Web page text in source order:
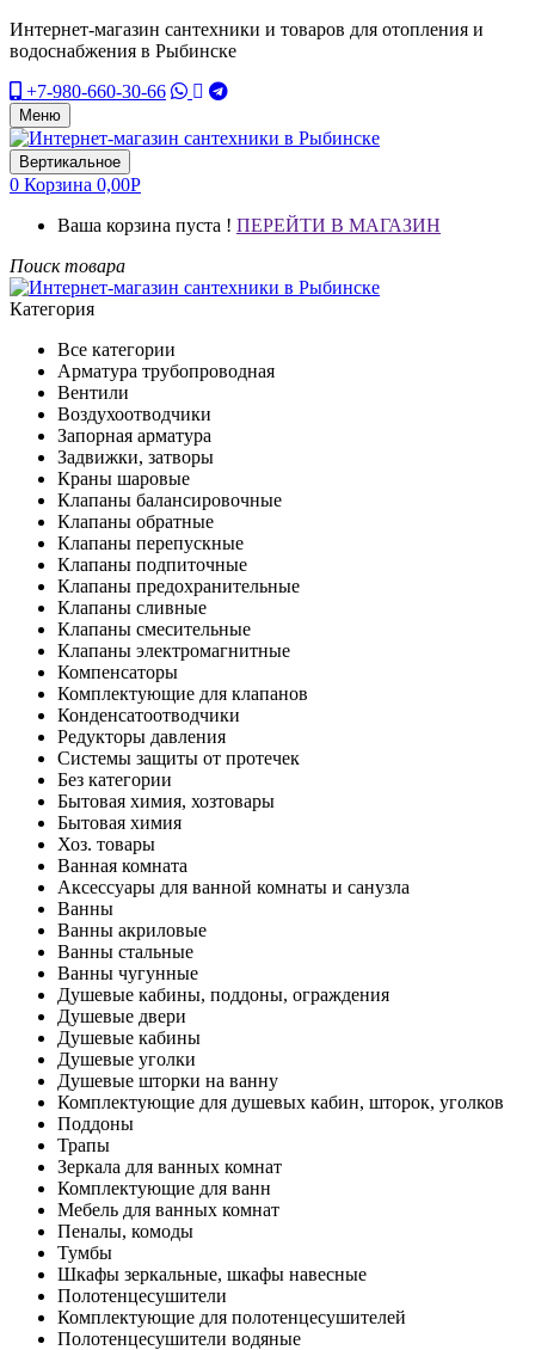
Интернет-магазин сантехники и товаров для отопления и
водоснабжения в Рыбинске
+7-980-660-30-66
Меню
Вертикальное
0 Корзина 0,00Р
Ваша корзина пуста ! ПЕРЕЙТИ В МАГАЗИН
Поиск товара
Категория
Все категории
Арматура трубопроводная
Вентили
Воздухоотводчики
Запорная арматура
Задвижки, затворы
Краны шаровые
Клапаны балансировочные
Клапаны обратные
Клапаны перепускные
Клапаны подпиточные
Клапаны предохранительные
Клапаны сливные
Клапаны смесительные
Клапаны электромагнитные
Компенсаторы
Комплектующие для клапанов
Конденсатоотводчики
Редукторы давления
Системы защиты от протечек
Без категории
Бытовая химия, хозтовары
Бытовая химия
Хоз. товары
Ванная комната
Аксессуары для ванной комнаты и санузла
Ванны
Ванны акриловые
Ванны стальные
Ванны чугунные
Душевые кабины, поддоны, ограждения
Душевые двери
Душевые кабины
Душевые уголки
Душевые шторки на ванну
Комплектующие для душевых кабин, шторок, уголков
Поддоны
Трапы
Зеркала для ванных комнат
Комплектующие для ванн
Мебель для ванных комнат
Пеналы, комоды
Тумбы
Шкафы зеркальные, шкафы навесные
Полотенцесушители
Комплектующие для полотенцесушителей
Полотенцесушители водяные